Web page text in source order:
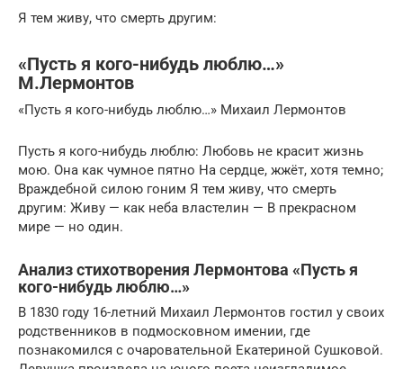
Я тем живу, что смерть другим:
«Пусть я кого-нибудь люблю…»
М.Лермонтов
«Пусть я кого-нибудь люблю…» Михаил Лермонтов
Пусть я кого-нибудь люблю: Любовь не красит жизнь
мою. Она как чумное пятно На сердце, жжёт, хотя темно;
Враждебной силою гоним Я тем живу, что смерть
другим: Живу — как неба властелин — В прекрасном
мире — но один.
Анализ стихотворения Лермонтова «Пусть я
кого-нибудь люблю…»
В 1830 году 16-летний Михаил Лермонтов гостил у своих
родственников в подмосковном имении, где
познакомился с очаровательной Екатериной Сушковой.